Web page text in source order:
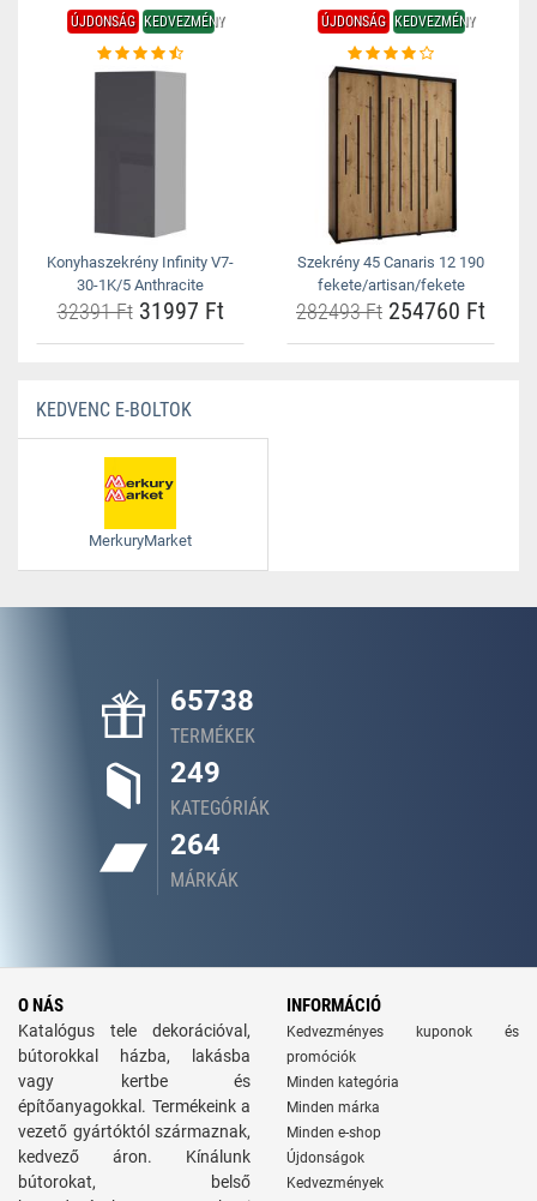
ÚJDONSÁG KEDVEZMÉNY
Konyhaszekrény Infinity V7-
30-1K/5 Anthracite
32391 Ft31997 Ft
ÚJDONSÁG KEDVEZMÉNY
Szekrény 45 Canaris 12 190
fekete/artisan/fekete
282493 Ft 254760 Ft
KEDVENC E-BOLTOK
MerkuryMarket
65738
TERMÉKEK
249
KATEGÓRIÁK
264
MÁRKÁK
O NÁS
Katalógus tele dekorációval,
bútorokkal házba, lakásba
vagy kertbe és
építőanyagokkal. Termékeink a
vezető gyártóktól származnak,
kedvező áron. Kínálunk
bútorokat, belső
INFORMÁCIÓ
Kedvezményes kuponok és
promóciók
Minden kategória
Minden márka
Minden e-shop
Újdonságok
Kedvezmények